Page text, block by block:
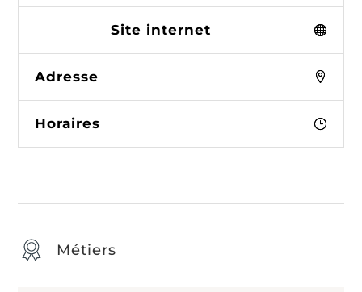
Site internet
Adresse
Horaires
Métiers